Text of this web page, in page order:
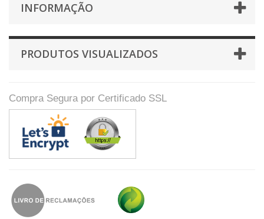
INFORMAÇÃO
PRODUTOS VISUALIZADOS
Compra Segura por Certificado SSL